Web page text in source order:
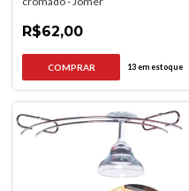
R$62,00
13em estoque